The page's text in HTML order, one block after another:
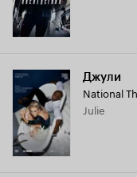
Джули
National
Julie